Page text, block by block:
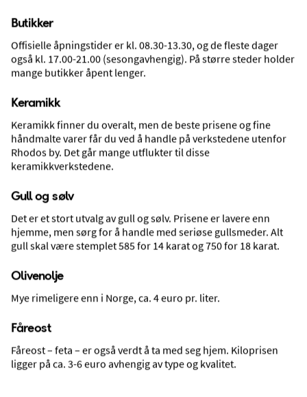
Trianta Hotel Apartments
Rhodos' vestkyst, Rhodos, Hellas
Pakkereise med fly og hotell
11 dager, 10 hotellovernattinger
Avreise 11. okt 2026 fra Oslo, Gardermoen
Inkl. innsjekket bagasje
7.895,— VELG
Butikker
Offisielle åpningstider er kl. 08.30-13.30, og de fleste dager
også kl. 17.00-21.00 (sesongavhengig). På større steder holder
mange butikker åpent lenger.
Keramikk
Keramikk finner du overalt, men de beste prisene og fine
håndmalte varer får du ved å handle på verkstedene utenfor
Rhodos by. Det går mange utflukter til disse
keramikkverkstedene.
Gull og sølv
Det er et stort utvalg av gull og sølv. Prisene er lavere enn
hjemme, men sørg for å handle med seriøse gullsmeder. Alt
gull skal være stemplet 585 for 14 karat og 750 for 18 karat.
Olivenolje
Mye rimeligere enn i Norge, ca. 4 euro pr. liter.
Fåreost
Fåreost – feta – er også verdt å ta med seg hjem. Kiloprisen
ligger på ca. 3-6 euro avhengig av type og kvalitet.